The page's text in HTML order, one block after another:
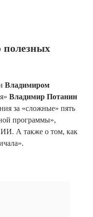
Владимиром
Владимир Потанин
за «сложные» пять
программы»,
А также о том, как